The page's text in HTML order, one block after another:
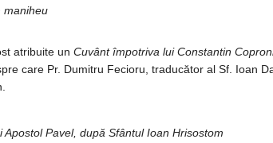
maniheu
atribuite un Cuvânt împotriva lui Constantin
care Pr. Dumitru Fecioru, traducător al Sf. Ioan
Pavel, după Sfântul Ioan Hrisostom